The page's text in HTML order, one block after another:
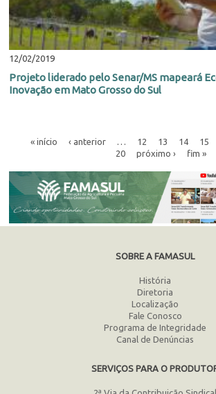
12/02/2019
Projeto liderado pelo Senar/MS mapeará
Inovação em Mato Grosso do Sul
« início ‹ anterior 12 13 14 15
20
próximo › fim »
SOBRE A FAMASUL
História
Diretoria
Localização
Fale Conosco
Programa de Integridade
Canal de Denúncias
SERVIÇOS PARA O